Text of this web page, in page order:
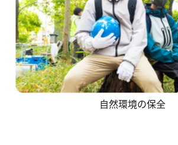
自然環境の保全